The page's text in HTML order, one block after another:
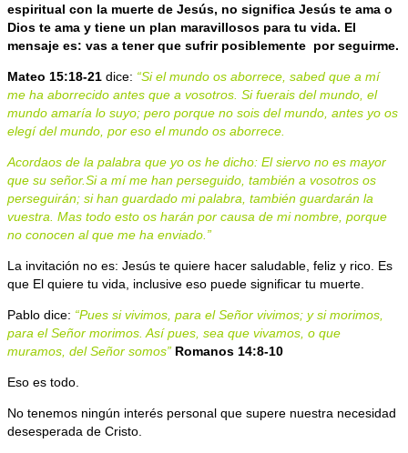
espiritual con la muerte de Jesús, no significa Jesús te ama o
Dios te ama y tiene un plan maravillosos para tu vida. El
mensaje es: vas a tener que sufrir posiblemente por seguirme.
Mateo 15:18-21 dice: “Si el mundo os aborrece, sabed que a mí
me ha aborrecido antes que a vosotros. Si fuerais del mundo, el
mundo amaría lo suyo; pero porque no sois del mundo, antes yo os
elegí del mundo, por eso el mundo os aborrece.
Acordaos de la palabra que yo os he dicho: El siervo no es mayor
que su señor.Si a mí me han perseguido, también a vosotros os
perseguirán; si han guardado mi palabra, también guardarán la
vuestra. Mas todo esto os harán por causa de mi nombre, porque
no conocen al que me ha enviado.”
La invitación no es: Jesús te quiere hacer saludable, feliz y rico. Es
que El quiere tu vida, inclusive eso puede significar tu muerte.
Pablo dice: “Pues si vivimos, para el Señor vivimos; y si morimos,
para el Señor morimos. Así pues, sea que vivamos, o que
muramos, del Señor somos” Romanos 14:8-10
Eso es todo.
No tenemos ningún interés personal que supere nuestra necesidad
desesperada de Cristo.